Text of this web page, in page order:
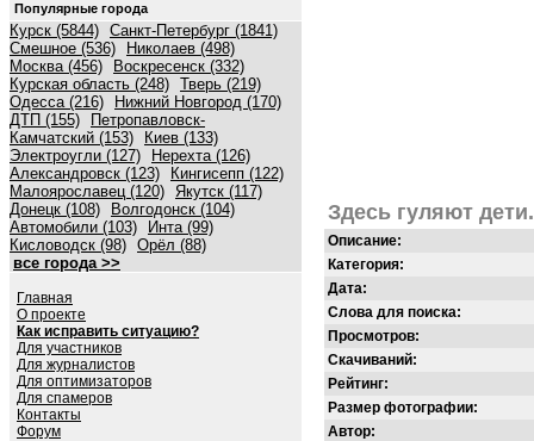
Популярные города
Курск (5844) Санкт-Петербург (1841)
Смешное (536)
Николаев (498)
Москва (456)
Воскресенск (332)
Курская область (248) Тверь (219)
Одесса (216)
Нижний Новгород (170)
ДТП (155)
Петропавловск-
Камчатский (153)
Киев (133)
Электроугли (127)
Нерехта (126)
Александровск (123)
Кингисепп (122)
Малоярославец (120) Якутск (117)
Донецк (108)
Волгодонск (104)
Автомобили (103)
Инта (99)
Кисловодск (98) Орёл (88)
все города >>
Главная
О проекте
Как исправить ситуацию?
Для участников
Для журналистов
Для оптимизаторов
Для спамеров
Контакты
Форум
Здесь гуляют
Описание:
Категория:
Дата:
Слова для поиска:
Просмотров:
Скачиваний:
Рейтинг:
Размер фотографии:
Автор: